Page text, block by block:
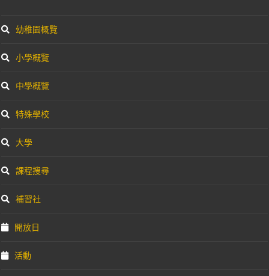
幼稚園概覽
小學概覽
中學概覽
特殊學校
大學
課程搜尋
補習社
開放日
活動